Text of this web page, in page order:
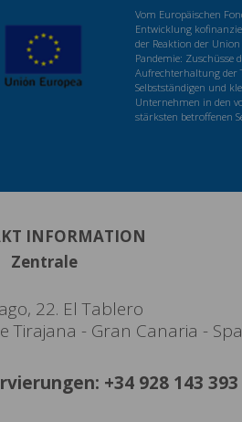
Vom Europäischen
Entwicklung
der Reaktion der Union
Pandemie: Zuschüsse
Aufrechterhaltung der
Selbstständigen und
Unternehmen in den
stärksten betroffenen
INFORMATION
Zentrale
22. El Tablero
Tirajana - Gran Canaria -
+34 928 143 393